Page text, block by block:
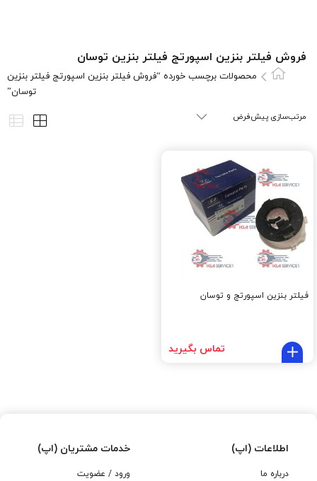
فروش فيلتر بنزين اسپورتج فيلتر بنزين توسان
محصولات برچسب خورده “فروش فيلتر بنزين اسپورتج فيلتر بنزين
توسان”
فیلتر بنزین اسپورتج و توسان
تماس بگیرید
اطلاعات (اپ)
درباره ما
خدمات مشتریان (اپ)
ورود / عضویت